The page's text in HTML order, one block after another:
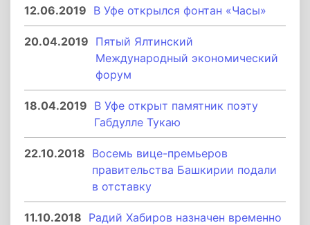
12.06.2019 В Уфе открылся фонтан «Часы»
20.04.2019 Пятый Ялтинский
Международный экономический
форум
18.04.2019 В Уфе открыт памятник поэту
Габдулле Тукаю
22.10.2018 Восемь вице-премьеров
правительства Башкирии подали
в отставку
11.10.2018 Радий Хабиров назначен временно